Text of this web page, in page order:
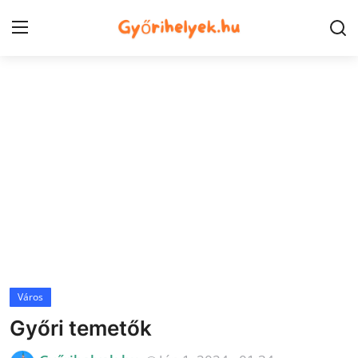
Tech
Város
Győri temetők